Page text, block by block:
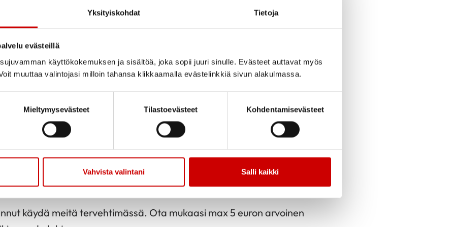
Yksityiskohdat Tietoja
evästeillä
käyttökokemuksen ja sisältöä, joka sopii juuri sinulle. Evästeet auttavat myös
muuttaa valintojasi milloin tahansa klikkaamalla evästelinkkiä sivun alakulmassa.
Mieltymysevästeet Tilastoevästeet Kohdentamisevästeet
Vahvista valintani Salli kaikki
Jaa sivu Jaa TwitterJaa LinkedinJaa Email
Sydänyhdistyksen pikkujoulua Tupaswillassa (os. Ränssintie 4,
klo 18 alkaen.
rytmittämä hupaelma vanhapiikasisarusten Kertun ja Tertun
Käsikirjoitus ja ohjaus: Anna-Maija Ojansivu, rooleissa: Marja
Ojansivu. Ohjelman kesto n. 40 min.
raikas salaattipöytä, talon ruisleipää, karjalanpaistia,
sekä jälkiruokakahvi kääretortun kera. Ruokailu maksaa 25€/hlö.
hupaelman.
käydä meitä tervehtimässä. Ota mukaasi max 5 euron arvoinen